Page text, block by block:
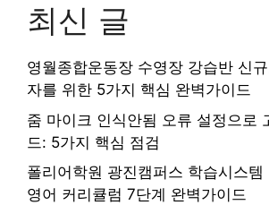
최신 글
영월종합운동장 수영장 강습반 신
자를 위한 5가지 핵심 완벽가이드
줌 마이크 인식안됨 오류 설정으로
드: 5가지 핵심 점검
폴리어학원 광진캠퍼스 학습시스
영어 커리큘럼 7단계 완벽가이드